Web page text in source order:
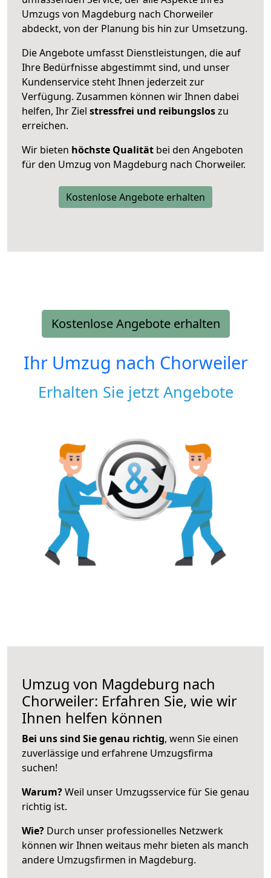
Umzugs von Magdeburg nach Chorweiler
abdeckt, von der Planung bis hin zur Umsetzung.
Die Angebote umfasst Dienstleistungen, die auf
Ihre Bedürfnisse abgestimmt sind, und unser
Kundenservice steht Ihnen jederzeit zur
Verfügung. Zusammen können wir Ihnen dabei
helfen, Ihr Ziel stressfrei und reibungsloszu
erreichen.
Wir bieten höchste Qualität bei den Angeboten
für den Umzug von Magdeburg nach Chorweiler.
Kostenlose Angebote erhalten
Kostenlose Angebote erhalten
Ihr Umzug nach Chorweiler
Erhalten Sie jetzt Angebote
Umzug von Magdeburg nach
Chorweiler: Erfahren Sie, wie wir
Ihnen helfen können
Bei uns sind Sie genau richtig, wenn Sie einen
zuverlässige und erfahrene Umzugsfirma
suchen!
Warum?Weil unser Umzugsservice für Sie genau
richtig ist.
Wie? Durch unser professionelles Netzwerk
können wir Ihnen weitaus mehr bieten als manch
andere Umzugsfirmen in Magdeburg.